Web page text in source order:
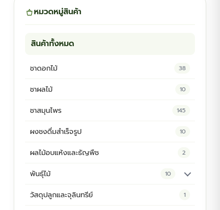
หมวดหมู่สินค้า
สินค้าทั้งหมด
ชาดอกไม้ 38
ชาผลไม้ 10
ชาสมุนไพร 145
ผงชงดื่มสำเร็จรูป 10
ผลไม้อบแห้งและธัญพืช 2
พันธุ์ไม้ 10
ต้นพันธุ์สมุนไพร 5
วัสดุปลูกและจุลินทรีย์ 1